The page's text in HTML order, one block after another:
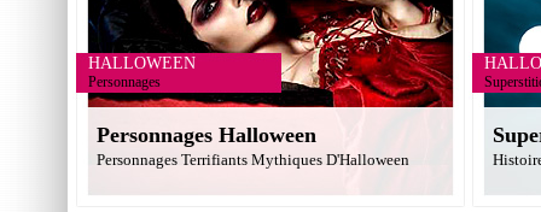
HALLOWEEN
Personnages
Personnages Halloween
Personnages Terrifiants Mythiques D'Halloween